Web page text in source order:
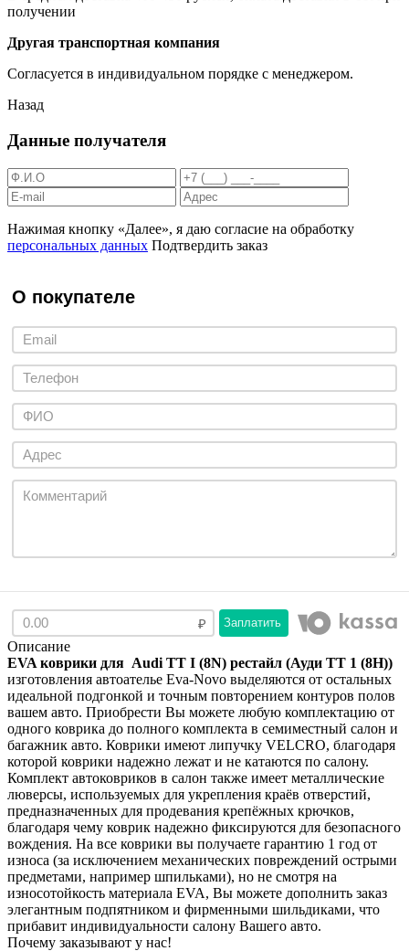
получении
Другая транспортная компания
Согласуется в индивидуальном порядке с менеджером.
Назад
Данные получателя
Нажимая кнопку «Далее», я даю согласие на обработку
персональных данных Подтвердить заказ
О покупателе
Заплатить
Описание
EVA коврики для Audi TT I (8N) рестайл (Ауди ТТ 1 (8Н))
изготовления автоателье Eva-Novo выделяются от остальных
идеальной подгонкой и точным повторением контуров полов
вашем авто. Приобрести Вы можете любую комплектацию от
одного коврика до полного комплекта в семиместный салон и
багажник авто. Коврики имеют липучку VELCRO, благодаря
которой коврики надежно лежат и не катаются по салону.
Комплект автоковриков в салон также имеет металлические
люверсы, используемых для укрепления краёв отверстий,
предназначенных для продевания крепёжных крючков,
благодаря чему коврик надежно фиксируются для безопасного
вождения. На все коврики вы получаете гарантию 1 год от
износа (за исключением механических повреждений острыми
предметами, например шпильками), но не смотря на
износотойкость материала EVA, Вы можете дополнить заказ
элегантным подпятником и фирменными шильдиками, что
прибавит индивидуальности салону Вашего авто.
Почему заказывают у нас!